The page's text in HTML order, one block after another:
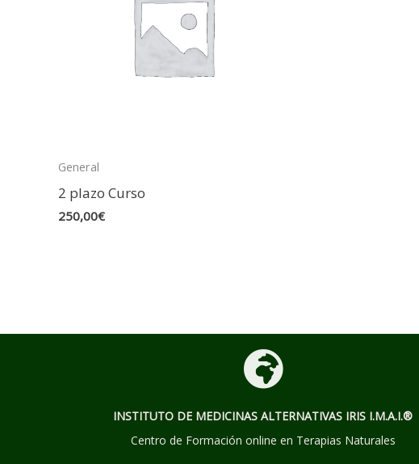
General
2 plazo Curso
250,00€
INSTITUTO DE MEDICINAS ALTERNATIVAS IRIS I.M.A.I.®
Centro de Formación online en Terapias Naturales